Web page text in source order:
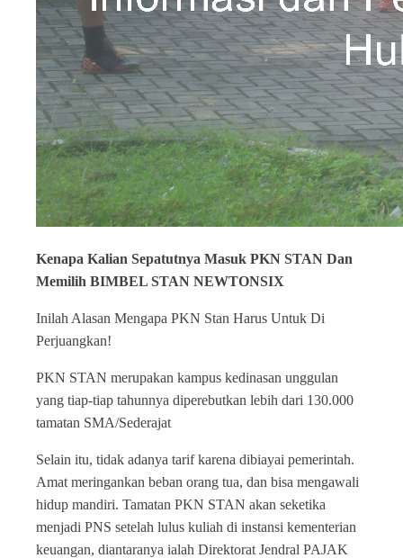
Kenapa Kalian Sepatutnya Masuk PKN STAN Dan
Memilih BIMBEL STAN NEWTONSIX
Inilah Alasan Mengapa PKN Stan Harus Untuk Di
Perjuangkan!
PKN STAN merupakan kampus kedinasan unggulan
yang tiap-tiap tahunnya diperebutkan lebih dari 130.000
tamatan SMA/Sederajat
Selain itu, tidak adanya tarif karena dibiayai pemerintah.
Amat meringankan beban orang tua, dan bisa mengawali
hidup mandiri. Tamatan PKN STAN akan seketika
menjadi PNS setelah lulus kuliah di instansi kementerian
keuangan, diantaranya ialah Direktorat Jendral PAJAK